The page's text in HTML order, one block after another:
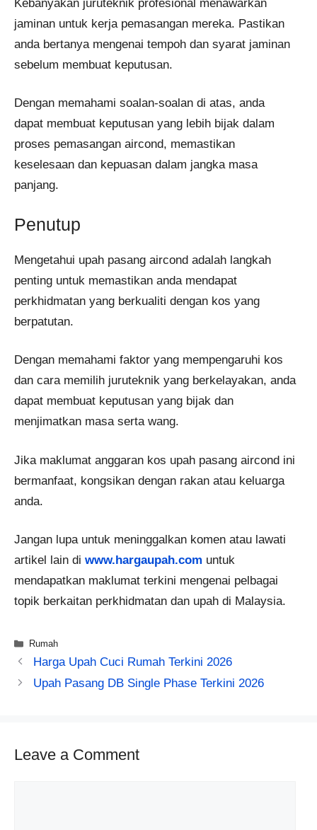
Kebanyakan juruteknik profesional menawarkan
jaminan untuk kerja pemasangan mereka. Pastikan
anda bertanya mengenai tempoh dan syarat jaminan
sebelum membuat keputusan.
Dengan memahami soalan-soalan di atas, anda
dapat membuat keputusan yang lebih bijak dalam
proses pemasangan aircond, memastikan
keselesaan dan kepuasan dalam jangka masa
panjang.
Penutup
Mengetahui upah pasang aircond adalah langkah
penting untuk memastikan anda mendapat
perkhidmatan yang berkualiti dengan kos yang
berpatutan.
Dengan memahami faktor yang mempengaruhi kos
dan cara memilih juruteknik yang berkelayakan, anda
dapat membuat keputusan yang bijak dan
menjimatkan masa serta wang.
Jika maklumat anggaran kos upah pasang aircond ini
bermanfaat, kongsikan dengan rakan atau keluarga
anda.
Jangan lupa untuk meninggalkan komen atau lawati
artikel lain di www.hargaupah.com untuk
mendapatkan maklumat terkini mengenai pelbagai
topik berkaitan perkhidmatan dan upah di Malaysia.
Categories
Rumah
Harga Upah Cuci Rumah Terkini 2026
Upah Pasang DB Single Phase Terkini 2026
Leave a Comment